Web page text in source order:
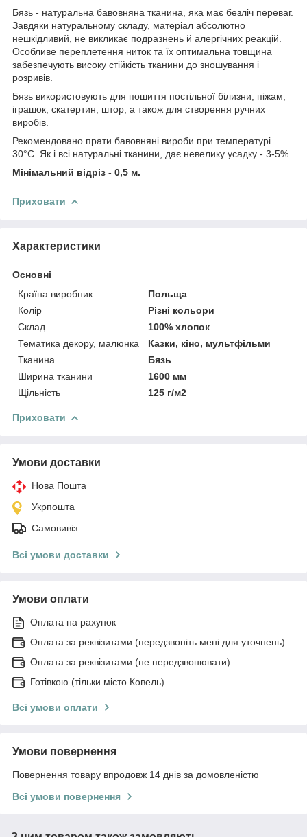
Бязь - натуральна бавовняна тканина, яка має безліч переваг.
Завдяки натуральному складу, матеріал абсолютно
нешкідливий, не викликає подразнень й алергічних реакцій.
Особливе переплетення ниток та їх оптимальна товщина
забезпечують високу стійкість тканини до зношування і
розривів.
Бязь використовують для пошиття постільної білизни, піжам,
іграшок, скатертин, штор, а також для створення ручних
виробів.
Рекомендовано прати бавовняні вироби при температурі
30°С. Як і всі натуральні тканини, дає невелику усадку - 3-5%.
Мінімальний відріз - 0,5 м.
Приховати
Характеристики
Основні
Країна виробник
Польща
Колір
Різні кольори
Склад
100% хлопок
Тематика декору, малюнка
Казки, кіно, мультфільми
Тканина
Бязь
Ширина тканини
1600 мм
Щільність
125 г/м2
Приховати
Умови доставки
Нова Пошта
Укрпошта
Самовивіз
Всі умови доставки
Умови оплати
Оплата на рахунок
Оплата за реквізитами (передзвоніть мені для уточнень)
Оплата за реквізитами (не передзвонювати)
Готівкою (тільки місто Ковель)
Всі умови оплати
Умови повернення
Повернення товару впродовж 14 днів за домовленістю
Всі умови повернення